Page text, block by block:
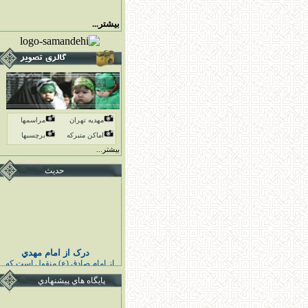
بیشتر...
مهدیه تهران
مراسمها
اماكن متبركه
برچسبها
بیشتر...
حدیث
درک از امام مهدي
از امام صادق (ع) منقول است كه
خوشا به حال كسى كه قائم اهل
بيت مرا درك كند و به او اقتدا كند
پايگاه هاي پيشنهادي